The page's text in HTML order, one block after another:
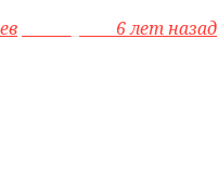
6 лет назад